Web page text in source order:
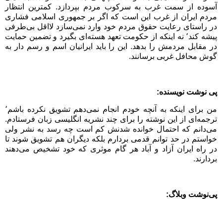
آسوده از سمت غرب به سرکوب مردم بپردازد. کمترین انتظار
مردم ایران از غرب این است که اگر بر جمهوری اسلامی فشاری
در راستای رعایت حقوق مردم خود وارد نمی‌سازد لااقل بی‌طرفی
پیشه کند٬ نه اینکه از حکومت تعهد هسته‌ای بگیرد و تضمین حمایت
در مقابل مردمش را بدهد. این را باید ایرانیان اسم و رسم دار به
گوش محافل غربی برسانند.
پی نوشت نویسنده:
من برای اینکه به آنچه خودم انجام نمی‌دهم تشویق نکرده باشم٬
ترجمه‌ای از این نوشته را برای چند نشریه انگلیسی زبان فرستادم.
می‌دانم که احتمال خوانده شدنش کم است چه رسد به نشر ولی
خواستم در حد توانم قدمی بردارم بلکه دیگران هم تشویق شوند تا
در راه ایران آزاد و آباد هر گام موثری که خود تشخیص می‌دهند
بردارند.
پی‌نوشت وبلاگ: